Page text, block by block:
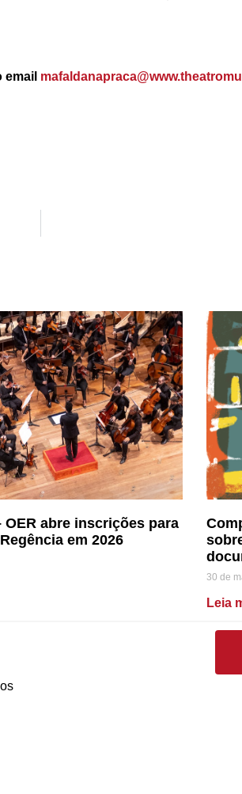
OER abre inscrições para
em 2026
30 de
Leia